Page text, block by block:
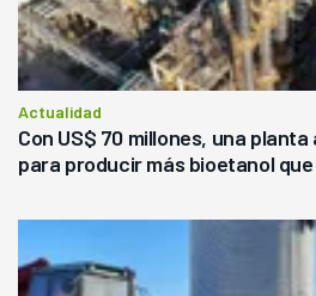
Actualidad
Con US$ 70 millones, una
para producir más bioetanol